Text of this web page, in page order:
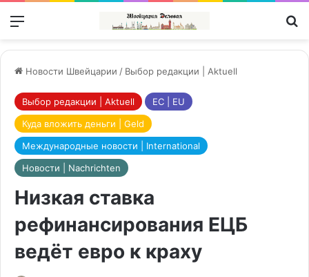
Меню
Новости Швейцарии / Выбор редакции | Aktuell
Выбор редакции | Aktuell
ЕС | EU
Куда вложить деньги | Geld
Международные новости | International
Новости | Nachrichten
Низкая ставка
рефинансирования ЕЦБ
ведёт евро к краху